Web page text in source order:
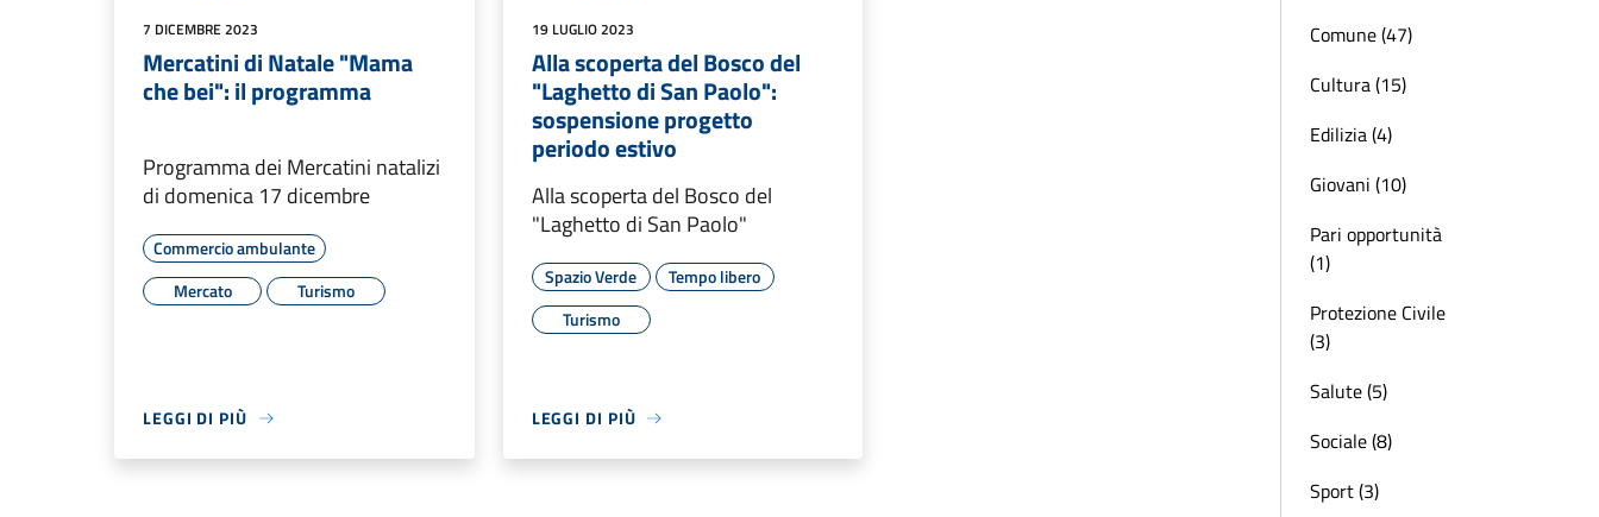
7 DICEMBRE 2023
Mercatini di Natale "Mama
che bei": il programma
Programma dei Mercatini natalizi
di domenica 17 dicembre
Commercio ambulante
Mercato
Turismo
LEGGI DI PIÙ
19 LUGLIO 2023
Alla scoperta del Bosco del
"Laghetto di San Paolo":
sospensione progetto
periodo estivo
Alla scoperta del Bosco del
"Laghetto di San Paolo"
Spazio Verde
Tempo libero
Turismo
LEGGI DI PIÙ
Comune (47)
Cultura (15)
Edilizia (4)
Giovani (10)
Pari opportunità
(1)
Protezione Civile
(3)
Salute (5)
Sociale (8)
Sport (3)